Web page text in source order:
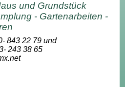
und Grundstück
- Gartenarbeiten -
843 22 79 und
243 38 65